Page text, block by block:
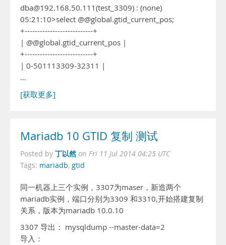
dba@192.168.50.111(test_3309) : (none)
05:21:10>select @@global.gtid_current_pos;
+---------------------------+
| @@global.gtid_current_pos |
+---------------------------+
| 0-501113309-32311 |
…
[获取更多]
Mariadb 10 GTID 复制 测试
Posted by 丁以然 on Fri 11 Jul 2014 04:25 UTC
Tags: mariadb, gtid
同一机器上三个实例，3307为maser，新造两个
mariadb实例，端口分别为3309 和3310,开始搭建复制
关系，版本为mariadb 10.0.10
3307 导出： mysqldump --master-data=2
导入：